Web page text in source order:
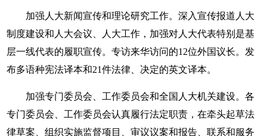
加强人大新闻宣传和理论研究工作。深入宣传报道人大
制度建设和人大会议、人大工作，加强对人大代表特别是基
层一线代表的履职宣传。专访来华访问的12位外国议长。发
布多语种宪法译本和21件法律、决定的英文译本。
加强专门委员会、工作委员会和全国人大机关建设。各
专门委员会、工作委员会认真履行法定职责，在牵头起草法
律草案、组织实施监督项目、审议议案和报告、联系和服务